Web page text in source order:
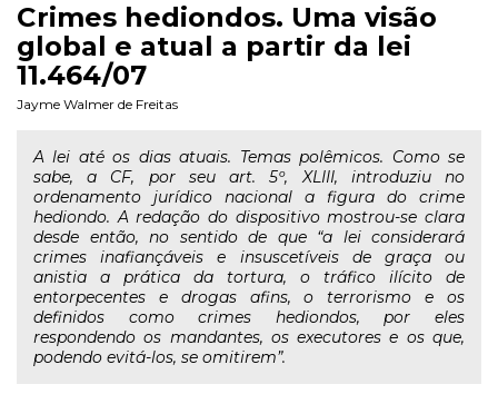
Crimes hediondos. Uma visão
global e atual a partir da lei
11.464/07
Jayme Walmer de Freitas
A lei até os dias atuais. Temas polêmicos. Como se
sabe, a CF, por seu art. 5º, XLIII, introduziu no
ordenamento jurídico nacional a figura do crime
hediondo. A redação do dispositivo mostrou-se clara
desde então, no sentido de que “a lei considerará
crimes inafiançáveis e insuscetíveis de graça ou
anistia a prática da tortura, o tráfico ilícito de
entorpecentes e drogas afins, o terrorismo e os
definidos como crimes hediondos, por eles
respondendo os mandantes, os executores e os que,
podendo evitá-los, se omitirem”.